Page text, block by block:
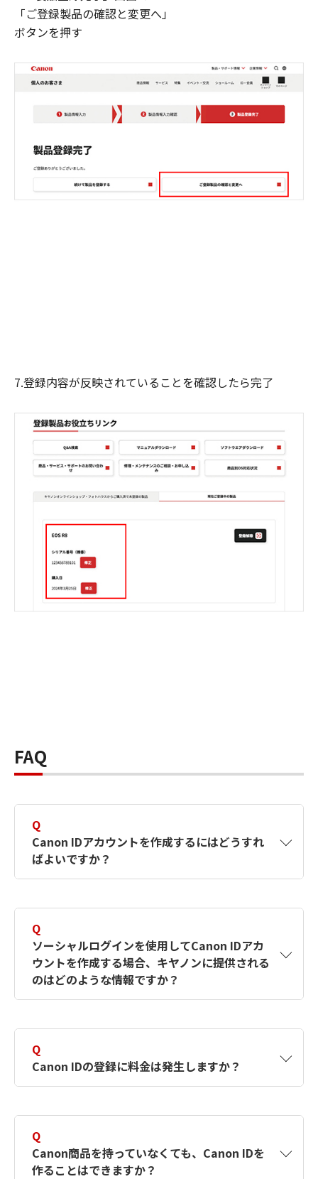
「ご登録製品の確認と変更へ」
ボタンを押す
7.登録内容が反映されていることを確認したら完了
FAQ
Q
Canon IDアカウントを作成するにはどうすれ
ばよいですか？
す。詳しい作成方法は【カメラ】Canon IDとは
何ですか？Canon IDの作成方法は？をご確認く
ださい。
Q
ソーシャルログインを使用してCanon IDアカ
ウントを作成する場合、キヤノンに提供される
のはどのような情報ですか？
択したサービスから取得します。アカウントを
簡単に作成できるように、この情報を使用して
Canon IDの登録フォームを入力します。
Q
Canon IDの登録に料金は発生しますか？
Q
Canon商品を持っていなくても、Canon IDを
作ることはできますか？